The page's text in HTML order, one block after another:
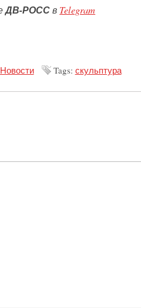
ДВ-РОССв Telegram
Новости Tags: скульптура